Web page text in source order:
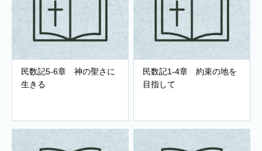
民数記5-6章 神の聖さに
生きる
民数記1-4章 約束の地を
目指して